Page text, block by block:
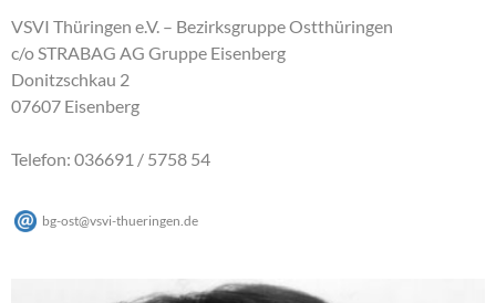
VSVI Thüringen e.V. – Bezirksgruppe Ostthüringen
c/o STRABAG AG Gruppe Eisenberg
Donitzschkau 2
07607 Eisenberg
Telefon: 036691 / 5758 54
bg-ost@vsvi-thueringen de